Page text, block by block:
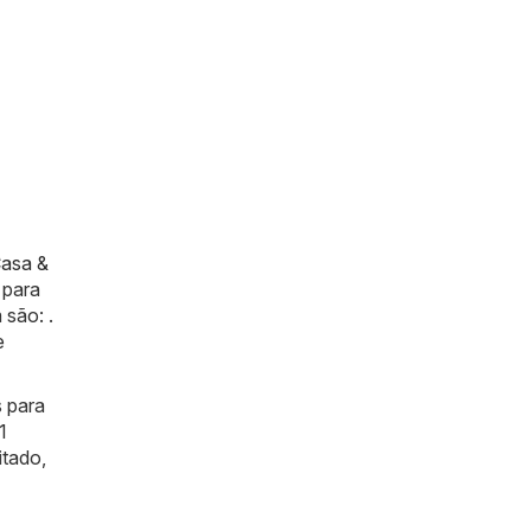
&
são: .
para